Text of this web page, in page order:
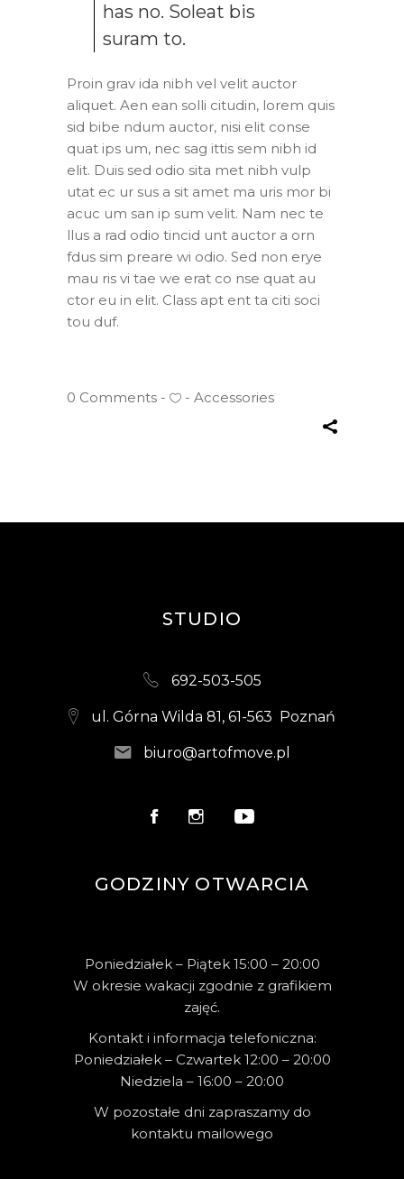
has no. Soleat bis
suram to.
Proin grav ida nibh vel velit auctor
aliquet. Aen ean solli citudin, lorem quis
sid bibe ndum auctor, nisi elit conse
quat ips um, nec sag ittis sem nibh id
elit. Duis sed odio sita met nibh vulp
utat ec ur sus a sit amet ma uris mor bi
acuc um san ip sum velit. Nam nec te
llus a rad odio tincid unt auctor a orn
fdus sim preare wi odio. Sed non erye
mau ris vi tae we erat co nse quat au
ctor eu in elit. Class apt ent ta citi soci
tou duf.
0 Comments Accessories
STUDIO
692-503-505
ul. Górna Wilda 81, 61-563 Poznań
biuro@artofmove.pl
GODZINY OTWARCIA
Poniedziałek – Piątek 15:00 – 20:00
W okresie wakacji zgodnie z grafikiem
zajęć.
Kontakt i informacja telefoniczna:
Poniedziałek – Czwartek 12:00 – 20:00
Niedziela – 16:00 – 20:00
W pozostałe dni zapraszamy do
kontaktu mailowego